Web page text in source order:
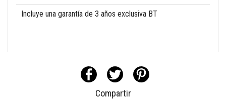
Incluye una garantía de 3 años exclusiva BT
Compartir